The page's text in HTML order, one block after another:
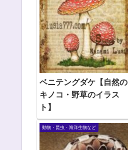
ベニテングダケ【自然の
キノコ・野草のイラス
ト】
動物・昆虫・海洋生物など